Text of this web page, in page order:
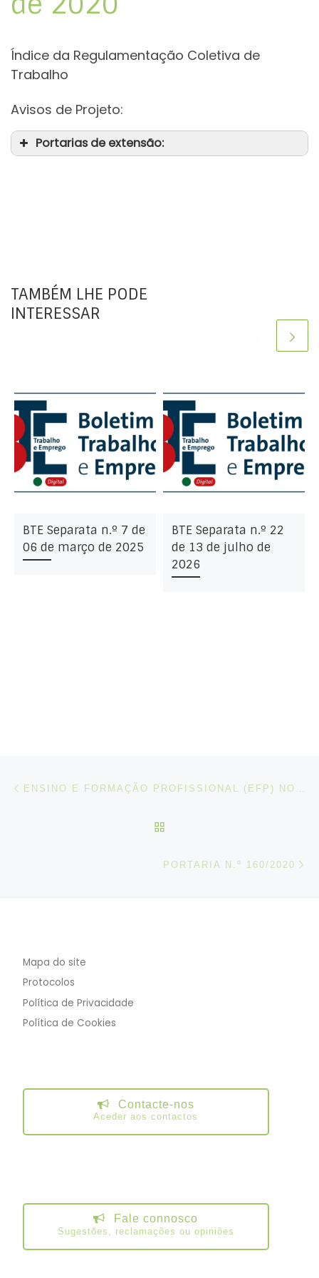
Índice da Regulamentação Coletiva de
Trabalho
Avisos de Projeto:
Portarias de extensão:
TAMBÉM LHE PODE
INTERESSAR
BTE Separata n.º 7 de
06 de março de 2025
BTE Separata n.º 22
de 13 de julho de
2026
Post navigation
PORTARIA N.º 160/2020
Mapa do site
Protocolos
Política de Privacidade
Política de Cookies
Contacte-nos
Aceder aos contactos
Fale connosco
Sugestões, reclamações ou opiniões